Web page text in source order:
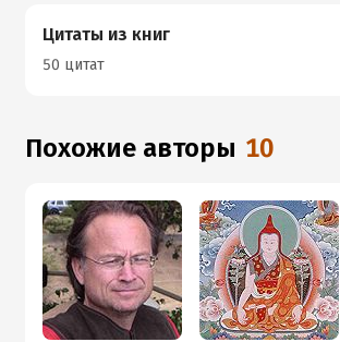
Цитаты из книг
50 цитат
Похожие авторы 10